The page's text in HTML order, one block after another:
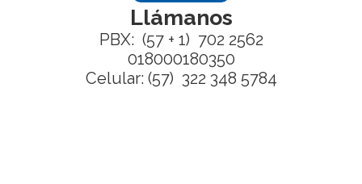
Llámanos
PBX: (57 + 1) 702 2562
018000180350
Celular: (57) 322 348 5784